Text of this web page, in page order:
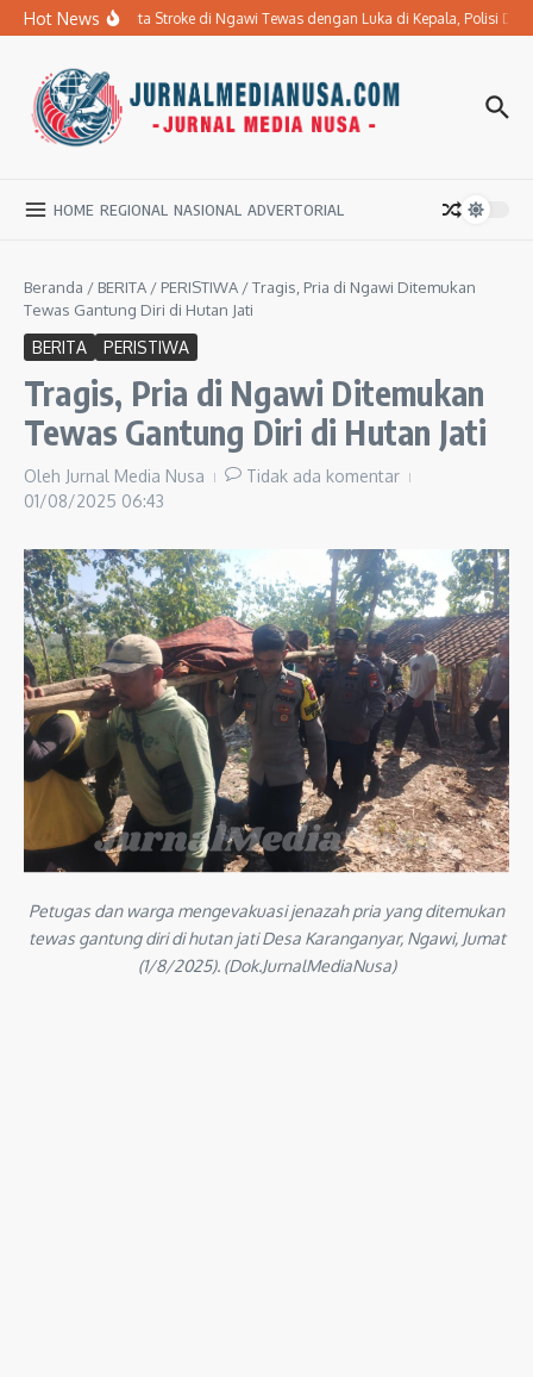
Lewati ke konten
Hot News
Ibu Penderita Stroke di Ngawi Tewas dengan Luka di Kepala, Polisi
HOME REGIONAL NASIONAL ADVERTORIAL
Beranda / BERITA / PERISTIWA /Tragis, Pria di Ngawi Ditemukan
Tewas Gantung Diri di Hutan Jati
BERITA PERISTIWA
Tragis, Pria di Ngawi Ditemukan
Tewas Gantung Diri di Hutan Jati
Oleh Jurnal Media Nusa
Tidak ada komentar
01/08/2025 06:43
Petugas dan warga mengevakuasi jenazah pria yang ditemukan
tewas gantung diri di hutan jati Desa Karanganyar, Ngawi, Jumat
(1/8/2025). (Dok.JurnalMediaNusa)